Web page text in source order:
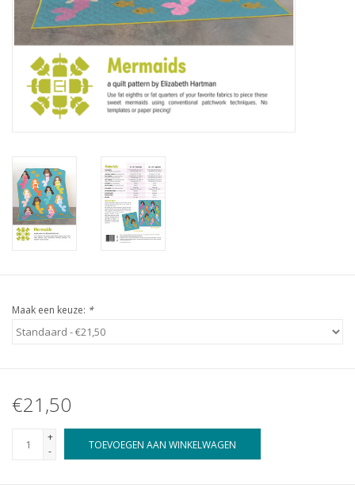
Beloningen
Maak een keuze: *
€21,50
+
-
TOEVOEGEN AAN WINKELWAGEN